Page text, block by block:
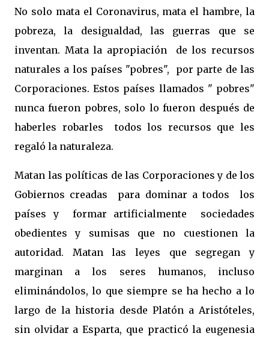
No solo mata el Coronavirus, mata el hambre, la
pobreza, la desigualdad, las guerras que se
inventan. Mata la apropiación de los recursos
naturales a los países "pobres", por parte de las
Corporaciones. Estos países llamados " pobres"
nunca fueron pobres, solo lo fueron después de
haberles robarles todos los recursos que les
regaló la naturaleza.
Matan las políticas de las Corporaciones y de los
Gobiernos creadas para dominar a todos los
países y formar artificialmente sociedades
obedientes y sumisas que no cuestionen la
autoridad. Matan las leyes que segregan y
marginan a los seres humanos, incluso
eliminándolos, lo que siempre se ha hecho a lo
largo de la historia desde Platón a Aristóteles,
sin olvidar a Esparta, que practicó la eugenesia